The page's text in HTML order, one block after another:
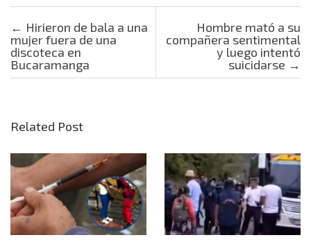
Post navigation
← Hirieron de bala a una
mujer fuera de una
discoteca en
Bucaramanga
Hombre mató a su
compañera sentimental
y luego intentó
suicidarse →
Related Post